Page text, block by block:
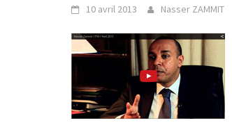
10 avril 2013 Nasser ZAMMIT